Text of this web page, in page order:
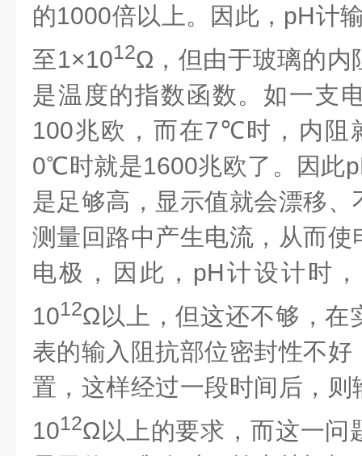
的1000倍以上。因此， pH计
至1×1012Ω ，但由于玻璃的
是温度的指数函数。如一支
100兆欧，而在7℃时，内阻
0℃时就是1600兆欧了。因此
是足够高，显示值就会漂移
测量回路中产生电流，从而
电极，因此，pH计设计时
1012Ω 以上，但这还不够，在
表的输入阻抗部位密封性不
置，这样经过一段时间后，
1012Ω 以上的要求，而这一问